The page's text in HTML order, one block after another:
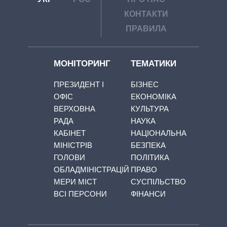
КОНТАКТИ
ПРАВИЛА
МОНІТОРИНГ
ПРЕЗИДЕНТ І
ОФІС
ВЕРХОВНА
РАДА
КАБІНЕТ
МІНІСТРІВ
ГОЛОВИ
ОБЛАДМІНІСТРАЦІЙ
МЕРИ МІСТ
ВСІ ПЕРСОНИ
ТЕМАТИКИ
БІЗНЕС
ЕКОНОМІКА
КУЛЬТУРА
НАУКА
НАЦІОНАЛЬНА
БЕЗПЕКА
ПОЛІТИКА
ПРАВО
СУСПІЛЬСТВО
ФІНАНСИ